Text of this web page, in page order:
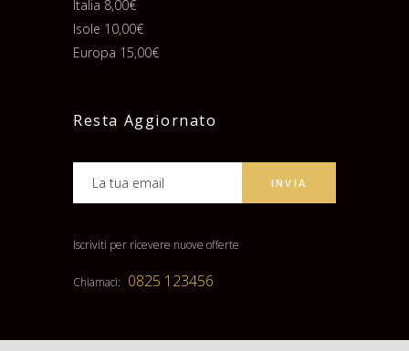
Italia 8,00€
Isole 10,00€
Europa 15,00€
Resta Aggiornato
Iscriviti per ricevere nuove offerte
Chiamaci: 0825 123456